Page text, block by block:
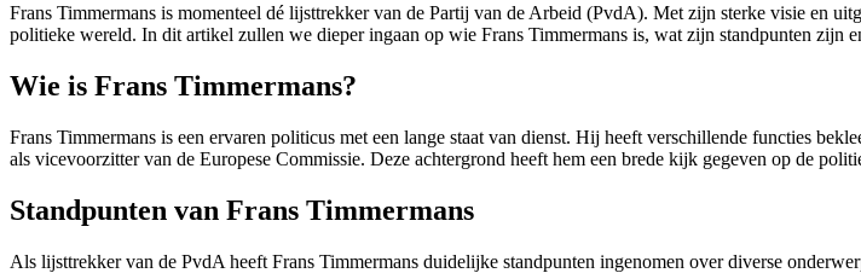
Frans Timmermans is momenteel dé lijsttrekker van de Partij van de Arbeid (PvdA). Met zijn sterke visie en
politieke wereld. In dit artikel zullen we dieper ingaan op wie Frans Timmermans is, wat zijn standpunten zijn
Wie is Frans Timmermans?
Frans Timmermans is een ervaren politicus met een lange staat van dienst. Hij heeft verschillende functies
als vicevoorzitter van de Europese Commissie. Deze achtergrond heeft hem een brede kijk gegeven op de
Standpunten van Frans Timmermans
Als lijsttrekker van de PvdA heeft Frans Timmermans duidelijke standpunten ingenomen over diverse